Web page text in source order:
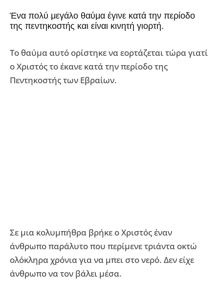
Ένα πολύ μεγάλο θαύμα έγινε κατά την περίοδο
της πεντηκοστής και είναι κινητή γιορτή.
Το θαύμα αυτό ορίστηκε να εορτάζεται τώρα γιατί
ο Χριστός το έκανε κατά την περίοδο της
Πεντηκοστής των Εβραίων.
Σε μια κολυμπήθρα βρήκε ο Χριστός έναν
άνθρωπο παράλυτο που περίμενε τριάντα οκτώ
ολόκληρα χρόνια για να μπει στο νερό. Δεν είχε
άνθρωπο να τον βάλει μέσα.